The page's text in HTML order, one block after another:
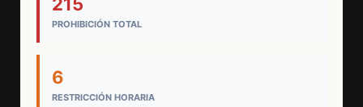
215
PROHIBICIÓN TOTAL
6
RESTRICCIÓN HORARIA